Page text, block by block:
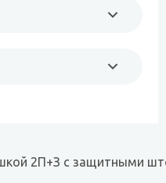
2П+З с защитными